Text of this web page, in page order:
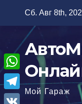
содержимому
Сб. Авг 8th,
Мой Гараж
W
h
T